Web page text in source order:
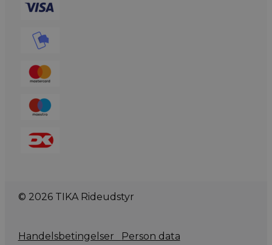
© 2026 TIKA Rideudstyr
Handelsbetingelser Person data